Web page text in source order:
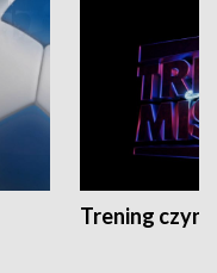
Trening czyni